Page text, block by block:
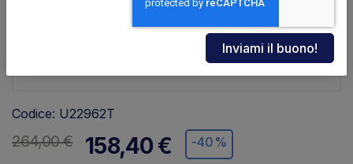
Codice: U22962T
264,00 € 158,40 € -40%